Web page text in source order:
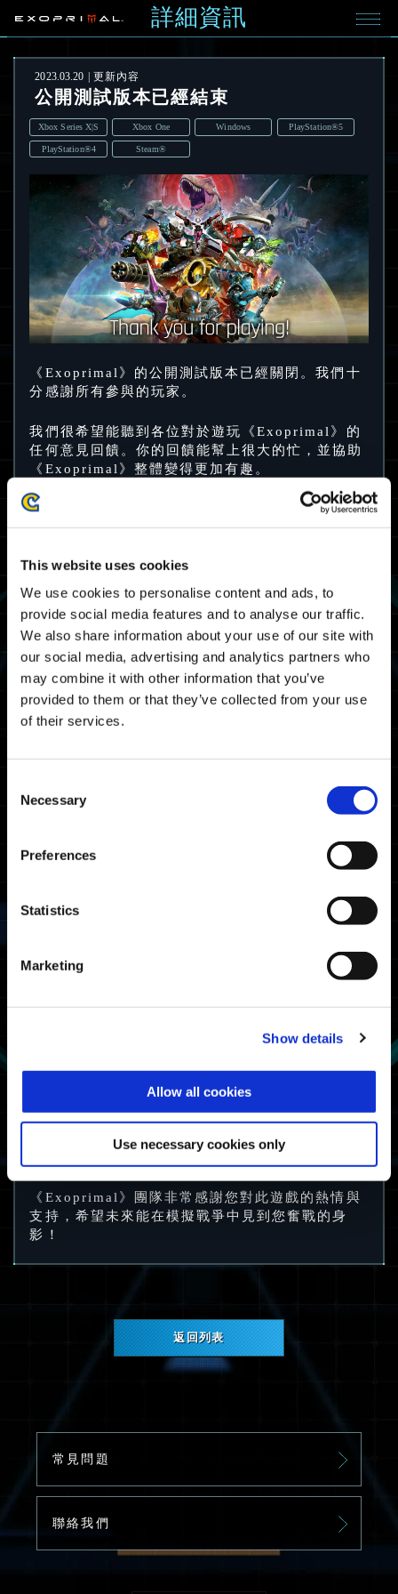
This website uses cookies
We use cookies to personalise content and ads, to
provide social media features and to analyse our traffic.
We also share information about your use of our site with
our social media, advertising and analytics partners who
may combine it with other information that you’ve
provided to them or that they’ve collected from your use
of their services.
Selection
Necessary
Preferences
Statistics
Marketing
Show details
Allow all cookies
Use necessary cookies only
詳細資訊
2023.03.20 更新內容
公開測試版本已經結束
Xbox Series X|S Xbox One Windows PlayStation®5
PlayStation®4 Steam®
《Exoprimal》的公開測試版本已經關閉。我們十
分感謝所有參與的玩家。
我們很希望能聽到各位對於遊玩《Exoprimal》的
任何意見回饋。你的回饋能幫上很大的忙，並協助
《Exoprimal》整體變得更加有趣。
回饋問卷開放填寫時間
2023 年 3 月 17 日（五）00:00 UTC 至 3 月 23
2023 年 3 月 17 日（五）08:00 台灣時間 至 3
月 24 日（四）12:00 台灣時間。
公開測試版本參與獎勵
家能夠獲得此獎勵。此獎勵物品有可能在未來開放
給所有玩家。
《Exoprimal》團隊非常感謝您對此遊戲的熱情與
支持，希望未來能在模擬戰爭中見到您奮戰的身
影！
返回列表
常見問題
聯絡我們